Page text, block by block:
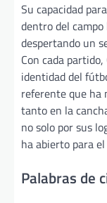
Su capacidad
dentro del
despertando un
Con cada
identidad del
referente que ha
tanto en la
no solo por sus
ha abierto para
Palabras de